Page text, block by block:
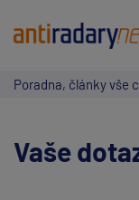
Poradna, články vše
Vaše